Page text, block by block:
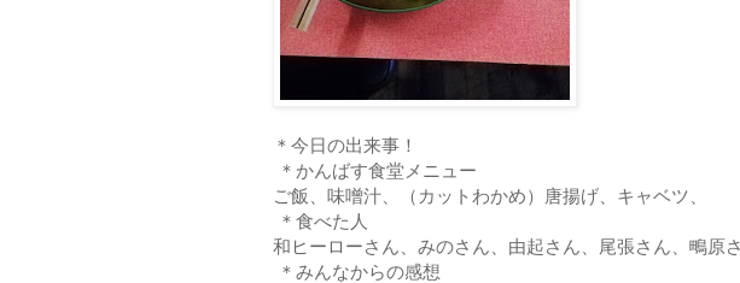
＊今日の出来事！
＊かんばす食堂メニュー
ご飯、味噌汁、（カットわかめ）唐揚げ、キャベツ、
＊食べた人
和ヒーローさん、みのさん、由起さん、尾張さん、鴫原
＊みんなからの感想